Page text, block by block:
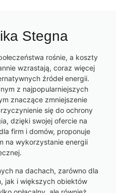
Stegna
rośnie, a koszty
wzrastają, coraz więcej
źródeł energii.
z najpopularniejszych
znaczące zmniejszenie
się do ochrony
dzięki swojej ofercie na
firm i domów, proponuje
na wykorzystanie energii
na dachach, zarówno dla
jak i większych obiektów